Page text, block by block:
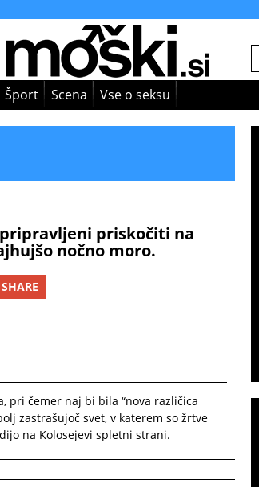
Šport Scena Vse o seksu
priskočiti na
nočno moro.
SHARE
pri čemer naj bi bila “nova različica
zastrašujoč svet, v katerem so žrtve
na Kolosejevi spletni strani.